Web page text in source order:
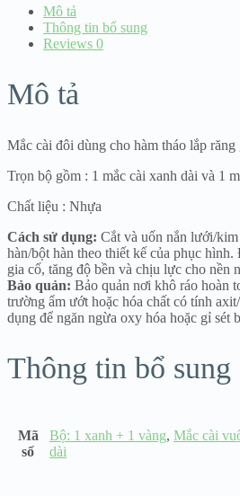
lượng
Mô tả
Thông tin bổ sung
Reviews 0
Mô tả
Mắc cài đôi dùng cho hàm tháo lắp răng
Trọn bộ gồm : 1 mắc cài xanh dài và 1
Chất liệu : Nhựa
Cách sử dụng: Cắt và uốn nắn lưới/
hàn/bột hàn theo thiết kế của phục
gia cố, tăng độ bền và chịu lực cho nền
Bảo quản: Bảo quản nơi khô ráo hoàn
trường ẩm ướt hoặc hóa chất có tính
dụng để ngăn ngừa oxy hóa hoặc gỉ sét
Thông tin bổ sung
Mã
số
Bộ: 1 xanh + 1 vàng, Mắc cài
dài